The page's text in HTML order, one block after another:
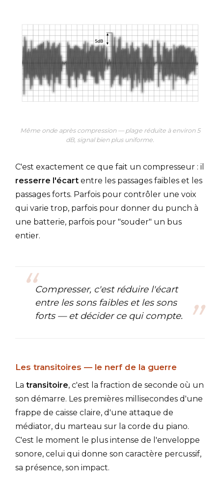
Même onde après compression — plage réduite à environ 5
dB, signal bien plus uniforme.
C'est exactement ce que fait un compresseur : il
resserre l'écart entre les passages faibles et les
passages forts. Parfois pour contrôler une voix
qui varie trop, parfois pour donner du punch à
une batterie, parfois pour "souder" un bus
entier.
Compresser, c'est réduire l'écart
entre les sons faibles et les sons
forts — et décider ce qui compte.
Les transitoires — le nerf de la guerre
Latransitoire, c'est la fraction de seconde où un
son démarre. Les premières millisecondes d'une
frappe de caisse claire, d'une attaque de
médiator, du marteau sur la corde du piano.
C'est le moment le plus intense de l'enveloppe
sonore, celui qui donne son caractère percussif,
sa présence, son impact.